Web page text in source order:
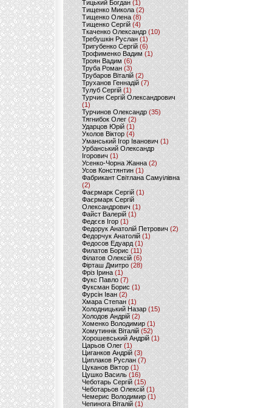
Тицький Богдан (1)
Тищенко Микола (2)
Тищенко Олена (8)
Тищенко Сергій (4)
Ткаченко Олександр (10)
Требушкін Руслан (1)
Тригубенко Сергій(6)
Трофименко Вадим (1)
Троян Вадим (6)
Труба Роман(3)
Трубаров Віталій (2)
Труханов Геннадій (7)
Тулуб Сергій(1)
Турчин Сергій Олександрович
(1)
Турчинов Олександр(35)
Тягнибок Олег (2)
Ударцов Юрій (1)
Уколов Віктор(4)
Уманський Ігор Іванович(1)
Урбанський Олександр
Ігорович (1)
Усенко-Чорна Жанна (2)
Усов Констянтин(1)
Фабрикант Світлана Самуілівна
(2)
Фаєрмарк Сергій(1)
Фаєрмарк Сергій
Олександрович (1)
Файст Валерій(1)
Федєєв Ігор (1)
Федорук Анатолій Петрович (2)
Федорчук Анатолій (1)
Федосов Едуард (1)
Филатов Борис (11)
Філатов Олексій (6)
Фірташ Дмитро (28)
Фріз Ірина (1)
Фукс Павло (7)
Фуксман Борис (1)
Фурсін Іван (2)
Хмара Степан(1)
Холодницький Назар(15)
Холодов Андрій (2)
Хоменко Володимир (1)
Хомутиннік Віталій (52)
Хорошевський Андрій (1)
Царьов Олег (1)
Циганков Андрій (3)
Циплаков Руслан(7)
Цуканов Віктор (1)
Цушко Василь (16)
Чеботарь Сергій (15)
Чеботарьов Олексій (1)
Чемерис Володимир (1)
Чепинога Віталій (1)